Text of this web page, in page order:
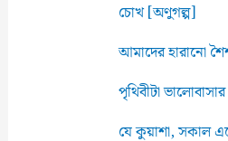
চোখ [অণুগল্প]
আমাদের হারানো
পৃথিবীটা
যে কুয়াশা, সকাল